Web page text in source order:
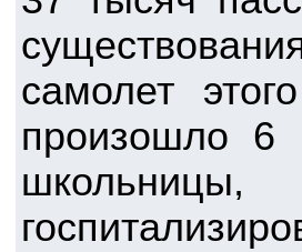
самолет
произошло 6